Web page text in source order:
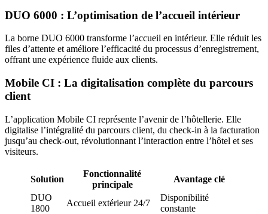
DUO 6000 : L’optimisation de l’accueil intérieur
La borne DUO 6000 transforme l’accueil en intérieur. Elle réduit les
files d’attente et améliore l’efficacité du processus d’enregistrement,
offrant une expérience fluide aux clients.
Mobile CI : La digitalisation complète du parcours
client
L’application Mobile CI représente l’avenir de l’hôtellerie. Elle
digitalise l’intégralité du parcours client, du check-in à la facturation
jusqu’au check-out, révolutionnant l’interaction entre l’hôtel et ses
visiteurs.
Solution
Fonctionnalité
principale
Avantage clé
DUO
1800
Accueil extérieur 24/7
Disponibilité
constante